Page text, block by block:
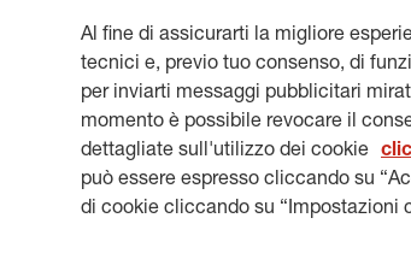
LEGAL INFORMATION COOKIES
HERITAGE@GENERALI.COM
Al fine di assicurarti la migliore
tecnici e, previo tuo consenso, di
per inviarti messaggi pubblicitari
momento è possibile revocare il
dettagliate sull'utilizzo dei cookie
può essere espresso cliccando su
di cookie cliccando su “Impostazioni